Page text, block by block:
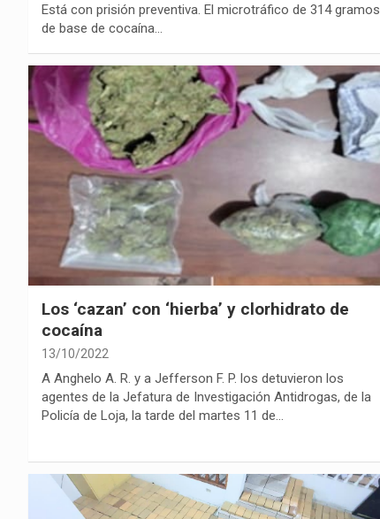
Está con prisión preventiva. El microtráfico de 314 gramos
de base de cocaína…
Los ‘cazan’ con ‘hierba’ y clorhidrato de
cocaína
13/10/2022
A Anghelo A. R. y a Jefferson F. P. los detuvieron los
agentes de la Jefatura de Investigación Antidrogas, de la
Policía de Loja, la tarde del martes 11 de…